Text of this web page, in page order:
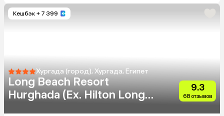
Кешбэк + 7 399
Хургада (город), Хургада, Египет
Long Beach Resort
Hurghada (Ex. Hilton Long
9.3
68 отзывов